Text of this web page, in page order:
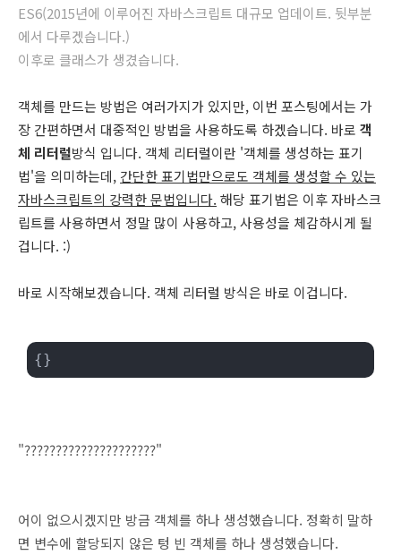
ES6(2015년에 이루어진 자바스크립트 대규모 업데이트. 뒷부분
에서 다루겠습니다.)
이후로 클래스가 생겼습니다.
객체를 만드는 방법은 여러가지가 있지만, 이번 포스팅에서는 가
장 간편하면서 대중적인 방법을 사용하도록 하겠습니다. 바로 객
체 리터럴방식 입니다. 객체 리터럴이란 '객체를 생성하는 표기
법'을 의미하는데, 간단한 표기법만으로도 객체를 생성할 수 있는
자바스크립트의 강력한 문법입니다. 해당 표기법은 이후 자바스크
립트를 사용하면서 정말 많이 사용하고, 사용성을 체감하시게 될
겁니다. :)
바로 시작해보겠습니다. 객체 리터럴 방식은 바로 이겁니다.
{}
"?????????????????????"
어이 없으시겠지만 방금 객체를 하나 생성했습니다. 정확히 말하
면 변수에 할당되지 않은 텅 빈 객체를 하나 생성했습니다.